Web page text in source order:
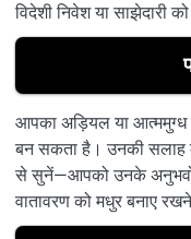
विदेशी निवेश या साझेदारी
आपका अड़ियल या आत्ममुग्ध
बन सकता है। उनकी सलाह
से सुनें—आपको उनके अनुभवों
वातावरण को मधुर बनाए